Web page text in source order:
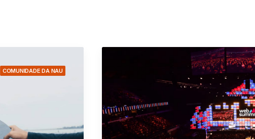
COMUNIDADE DA NAU